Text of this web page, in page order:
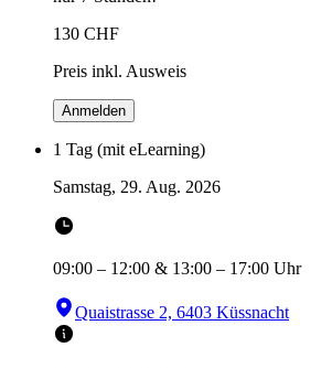
130 CHF
Preis inkl. Ausweis
Anmelden
1 Tag (mit eLearning)
Samstag, 29. Aug. 2026
09:00 – 12:00 & 13:00 – 17:00 Uhr
Quaistrasse 2, 6403 Küssnacht